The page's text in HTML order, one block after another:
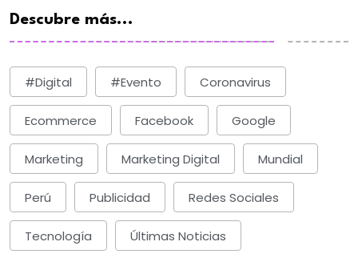
Descubre más...
#digital #evento Coronavirus
Ecommerce Facebook Google
Marketing Marketing Digital Mundial
Perú Publicidad Redes Sociales
Tecnología Últimas Noticias